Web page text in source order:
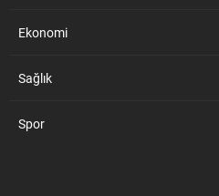
Ekonomi
Sağlık
Spor